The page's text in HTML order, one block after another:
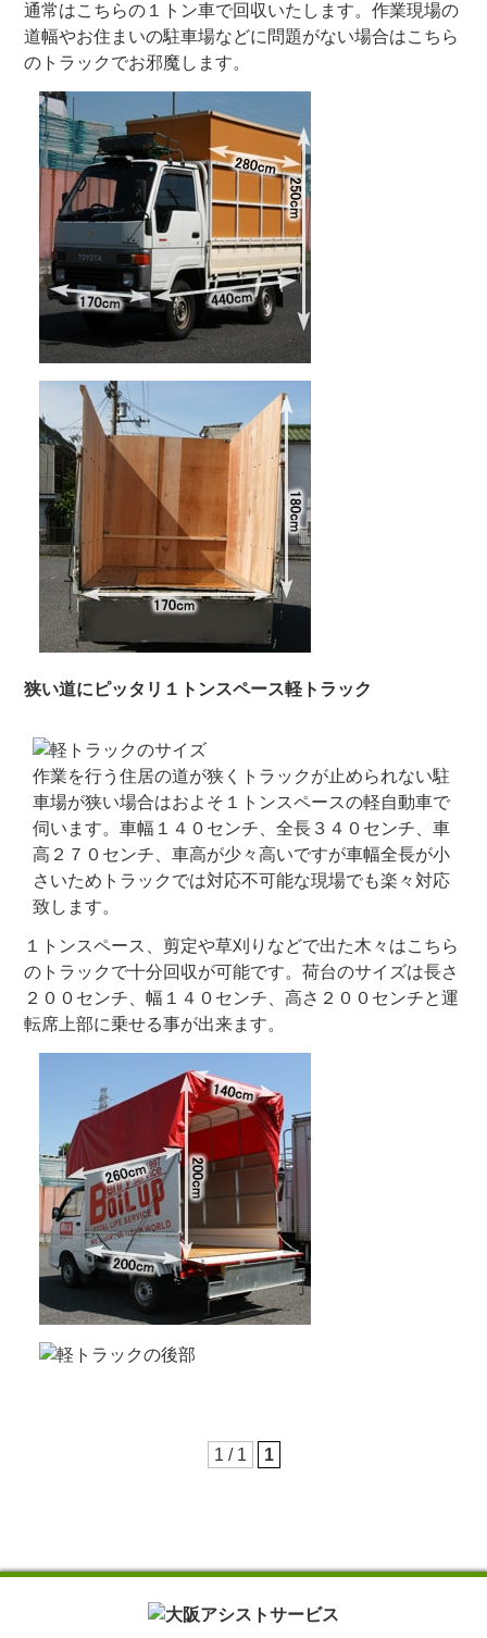
通常はこちらの１トン車で回収いたします。作業現場の
道幅やお住まいの駐車場などに問題がない場合はこちら
のトラックでお邪魔します。
狭い道にピッタリ１トンスペース軽トラック
作業を行う住居の道が狭くトラックが止められない駐
車場が狭い場合はおよそ１トンスペースの軽自動車で
伺います。車幅１４０センチ、全長３４０センチ、車
高２７０センチ、車高が少々高いですが車幅全長が小
さいためトラックでは対応不可能な現場でも楽々対応
致します。
１トンスペース、剪定や草刈りなどで出た木々はこちら
のトラックで十分回収が可能です。荷台のサイズは長さ
２００センチ、幅１４０センチ、高さ２００センチと運
転席上部に乗せる事が出来ます。
1 / 1 1